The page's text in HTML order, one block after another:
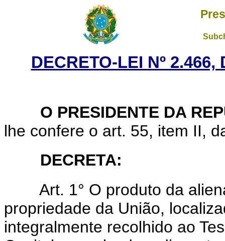
DECRETO-LEI Nº 2.466,
O PRESIDENTE DA
lhe confere o art. 55, item II,
DECRETA:
Art. 1° O produto da
propriedade da União,
integralmente recolhido ao